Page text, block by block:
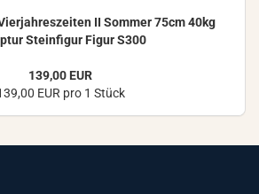
II Som­mer 75cm 40kg
Stein­fi­gur Figur S300
139,00 EUR
EUR pro 1 Stück